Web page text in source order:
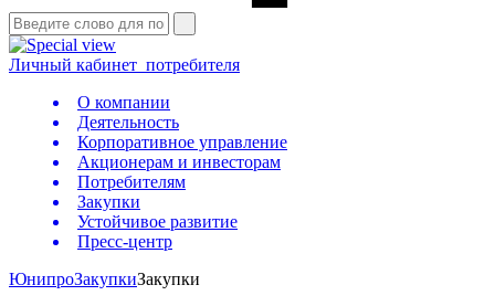
Личный кабинет потребителя
О компании
Деятельность
Корпоративное управление
Акционерам и инвесторам
Потребителям
Закупки
Устойчивое развитие
Пресс-центр
ЮнипроЗакупкиЗакупки